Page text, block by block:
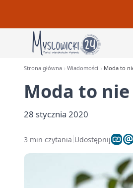
Strona główna Wiadomości Moda to
Moda to
28 stycznia 2020
3 min czytania Udostępnij